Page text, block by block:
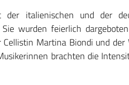
italienischen und der
wurden feierlich
Martina Biondi und
brachten die